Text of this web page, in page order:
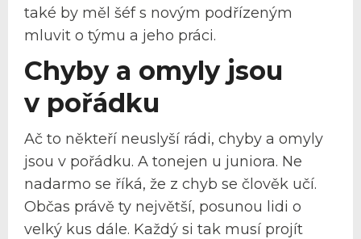
také by měl šéf s novým podřízeným
mluvit o týmu a jeho práci.
Chyby a omyly jsou
v pořádku
Ač to někteří neuslyší rádi, chyby a omyly
jsou v pořádku. A tonejen u juniora. Ne
nadarmo se říká, že z chyb se člověk učí.
Občas právě ty největší, posunou lidi o
velký kus dále. Každý si tak musí projít